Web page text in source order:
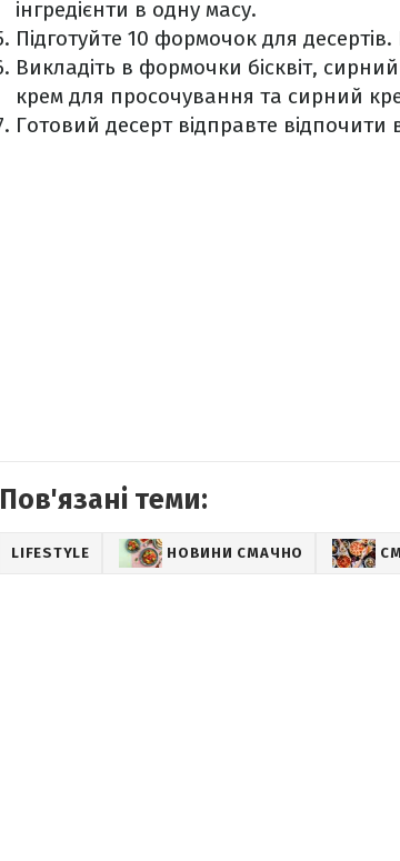
інгредієнти в одну масу.
Підготуйте 10 формочок для
Викладіть в формочки бісквіт,
крем для просочування та сирний
Готовий десерт відправте
Пов'язані теми:
LIFESTYLE НОВИНИ СМАЧНО